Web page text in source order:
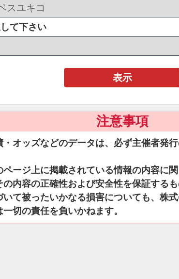
て下さい
表示
注意事項
・オッズなどのデータは、必ず主催者発
ページ上に掲載されている情報の内容に
の内容の正確性および安全性を保証する
いて被ったいかなる損害についても、株
切の責任を負いかねます。